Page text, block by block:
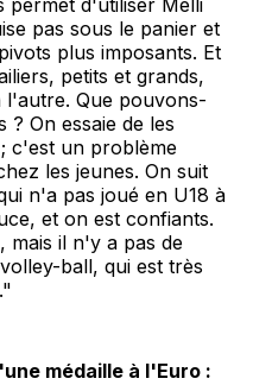
permet d'utiliser Melli
pas sous le panier et
plus imposants. Et
petits et grands,
Que pouvons-
On essaie de les
c'est un problème
les jeunes. On suit
n'a pas joué en U18 à
et on est confiants.
mais il n'y a pas de
ball, qui est très
médaille à l'Euro :